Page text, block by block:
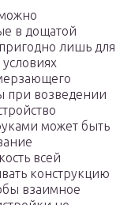
в дощатой
лишь для
при возведении
может быть
всей
конструкцию
взаимное